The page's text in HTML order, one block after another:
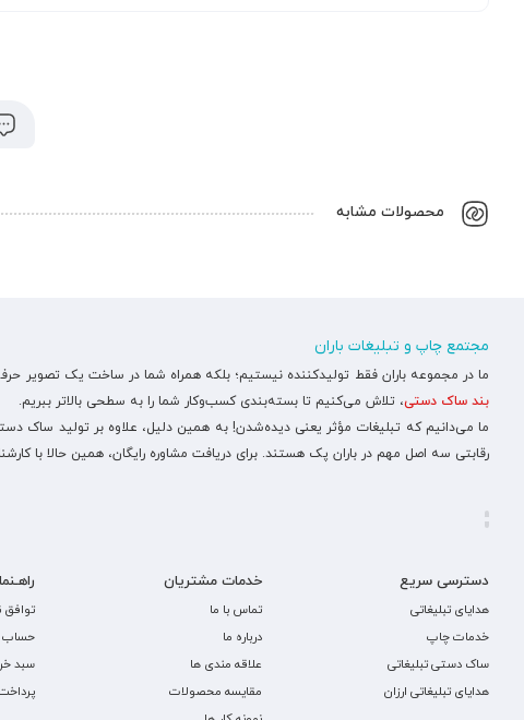
محصولات مشابه
مجتمع چاپ و تبلیغات باران
ما در مجموعه باران فقط تولیدکننده نیستیم؛ بلکه همراه شما در ساخت یک تصویر
بند ساک دستی، تلاش می‌کنیم تا بسته‌بندی کسب‌وکار شما را به سطحی بالاتر ببریم.
ما می‌دانیم که تبلیغات مؤثر یعنی دیده‌شدن! به همین دلیل، علاوه بر تولید ساک
رقابتی سه اصل مهم در باران پک هستند. برای دریافت مشاوره رایگان، همین حالا با
دسترسی سریع
هدایای تبلیغاتی
خدمات چاپ
ساک دستی تبلیغاتی
هدایای تبلیغاتی ارزان
خدمات مشتریان
تماس با ما
درباره ما
علاقه مندی ها
مقایسه محصولات
توافق
حساب
سبد